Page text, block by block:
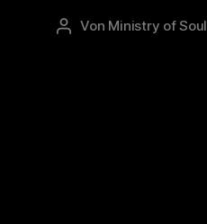
Beitragsautor
Von Ministry of Soul